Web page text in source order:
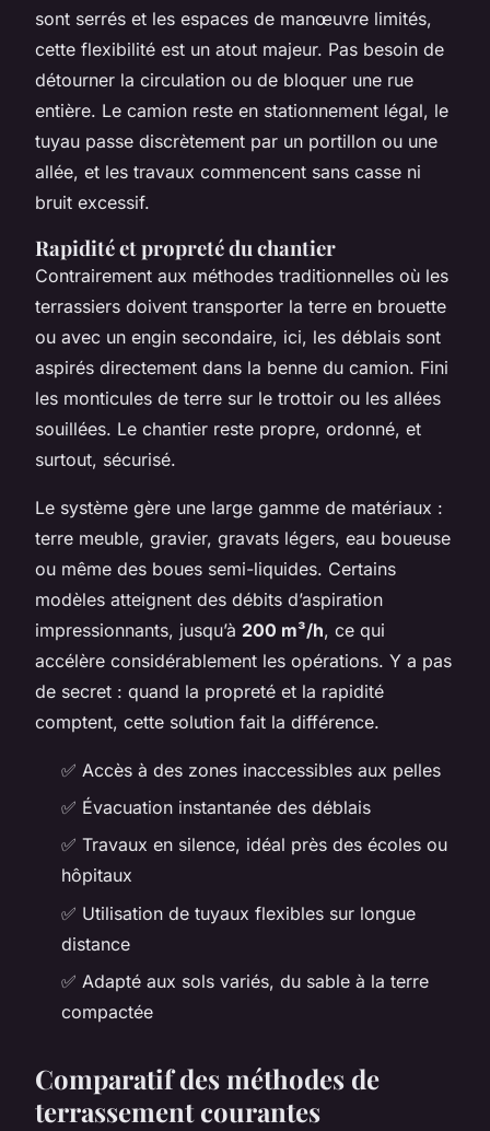
sont serrés et les espaces de manœuvre limités,
cette flexibilité est un atout majeur. Pas besoin de
détourner la circulation ou de bloquer une rue
entière. Le camion reste en stationnement légal, le
tuyau passe discrètement par un portillon ou une
allée, et les travaux commencent sans casse ni
bruit excessif.
Rapidité et propreté du chantier
Contrairement aux méthodes traditionnelles où les
terrassiers doivent transporter la terre en brouette
ou avec un engin secondaire, ici, les déblais sont
aspirés directement dans la benne du camion. Fini
les monticules de terre sur le trottoir ou les allées
souillées. Le chantier reste propre, ordonné, et
surtout, sécurisé.
Le système gère une large gamme de matériaux :
terre meuble, gravier, gravats légers, eau boueuse
ou même des boues semi-liquides. Certains
modèles atteignent des débits d’aspiration
impressionnants, jusqu’à 200 m³/h, ce qui
accélère considérablement les opérations. Y a pas
de secret : quand la propreté et la rapidité
comptent, cette solution fait la différence.
✅ Accès à des zones inaccessibles aux pelles
✅ Évacuation instantanée des déblais
✅ Travaux en silence, idéal près des écoles ou
hôpitaux
✅ Utilisation de tuyaux flexibles sur longue
distance
✅ Adapté aux sols variés, du sable à la terre
compactée
Comparatif des méthodes de
terrassement courantes